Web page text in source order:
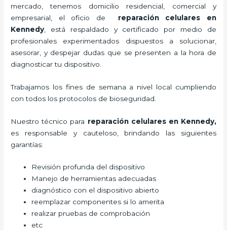
mercado, tenemos domicilio residencial, comercial y
empresarial, el oficio de reparación celulares en
Kennedy , está respaldado y certificado por medio de
profesionales experimentados dispuestos a solucionar,
asesorar, y despejar dudas que se presenten a la hora de
diagnosticar tu dispositivo.
Trabajamos los fines de semana a nivel local cumpliendo
con todos los protocolos de bioseguridad.
Nuestro técnico para reparación celulares en Kennedy,
es responsable y cauteloso, brindando las siguientes
garantías:
Revisión profunda del dispositivo
Manejo de herramientas adecuadas
diagnóstico con el dispositivo abierto
reemplazar componentes si lo amerita
realizar pruebas de comprobación
etc